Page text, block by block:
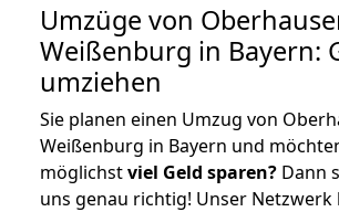
Umzüge von
Weißenburg in Bayern:
umziehen
Sie planen einen Umzug von
Weißenburg in Bayern und
möglichstviel Geld sparen? Dann
uns genau richtig! Unser Netzwerk